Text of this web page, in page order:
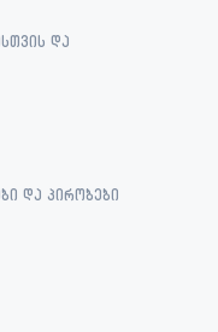
და
და პირობები